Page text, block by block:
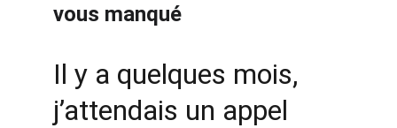
vous manqué
Il y a quelques mois,
j’attendais un appel